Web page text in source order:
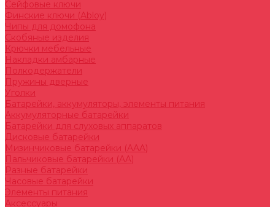
Сейфовые ключи
Финские ключи (Abloy)
Чипы для домофона
Скобяные изделия
Крючки мебельные
Накладки амбарные
Полкодержатели
Пружины дверные
Уголки
Батарейки, аккумуляторы, элементы питания
Аккумуляторные батарейки
Батарейки для слуховых аппаратов
Дисковые батарейки
Мизинчиковые батарейки (AAA)
Пальчиковые батарейки (AA)
Разные батарейки
Часовые батарейки
Элементы питания
Аксессуары